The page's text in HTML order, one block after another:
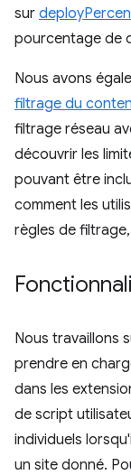
sur
pourcentage de
Nous avons
filtrage du
filtrage réseau
découvrir les
pouvant être
comment les
règles de
Nous travaillons
prendre en
dans les
de script
individuels
un site donné.